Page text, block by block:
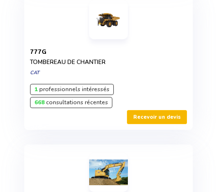
777G
TOMBEREAU DE CHANTIER
CAT
1professionnels intéressés
668consultations récentes
Recevoir un devis